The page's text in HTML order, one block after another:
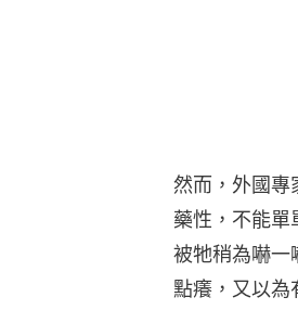
然而，外國專
藥性，不能單
被牠稍為嚇一
點癢，又以為